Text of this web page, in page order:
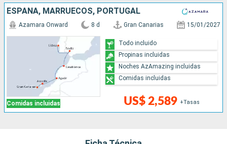
ESPAÑA, MARRUECOS, PORTUGAL
Comidas incluidas
Azamara Onward 8 d Gran Canarias 15/01/2027
US$ 2,589 +Tasas
Todo incluido
Propinas incluidas
Noches AzAmazing incluidas
Comidas incluidas